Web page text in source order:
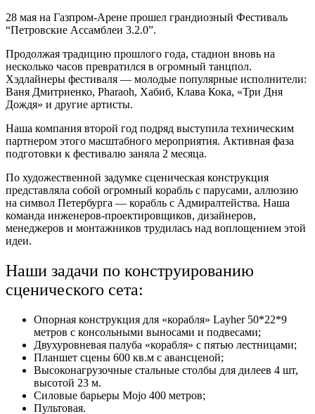
28 мая на Газпром-Арене прошел грандиозный Фестиваль
“Петровские Ассамблеи 3.2.0”.
Продолжая традицию прошлого года, стадион вновь на
несколько часов превратился в огромный танцпол.
Хэдлайнеры фестиваля — молодые популярные исполнители:
Ваня Дмитриенко, Pharaoh, Хабиб, Клава Кока, «Три Дня
Дождя» и другие артисты.
Наша компания второй год подряд выступила техническим
партнером этого масштабного мероприятия. Активная фаза
подготовки к фестивалю заняла 2 месяца.
По художественной задумке сценическая конструкция
представляла собой огромный корабль с парусами, аллюзию
на символ Петербурга — корабль с Адмиралтейства. Наша
команда инженеров-проектировщиков, дизайнеров,
менеджеров и монтажников трудилась над воплощением этой
идеи.
Наши задачи по конструированию
сценического сета:
Опорная конструкция для «корабля» Layher 50*22*9
метров с консольными выносами и подвесами;
Двухуровневая палуба «корабля» с пятью лестницами;
Планшет сцены 600 кв.м с авансценой;
Высоконагрузочные стальные столбы для дилеев 4 шт,
высотой 23 м.
Силовые барьеры Mojo 400 метров;
Пультовая.